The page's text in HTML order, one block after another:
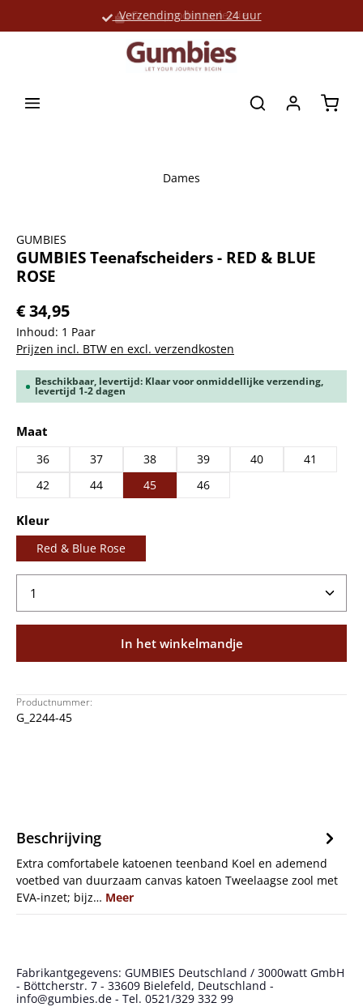
Verzending binnen 24 uur
Grote productselectie
Dames
GUMBIES
GUMBIES Teenafscheiders - RED & BLUE
ROSE
€ 34,95
Inhoud: 1 Paar
Prijzen incl. BTW en excl. verzendkosten
Beschikbaar, levertijd: Klaar voor onmiddellijke verzending,
levertijd 1-2 dagen
Selecteer
Maat
36 37 38 39 40
41
42
44 45 46
Selecteer
Kleur
Red & Blue Rose
Producthoeveelheid: Voer de gewenste
In het winkelmandje
Productnummer:
G_2244-45
Beschrijving
Extra comfortabele katoenen teenband Koel en ademend
voetbed van duurzaam canvas katoen Tweelaagse zool met
EVA-inzet; bijz… Meer
Fabrikantgegevens: GUMBIES Deutschland / 3000watt GmbH
- Böttcherstr. 7 - 33609 Bielefeld, Deutschland -
info@gumbies.de - Tel. 0521/329 332 99